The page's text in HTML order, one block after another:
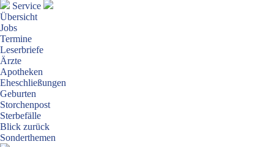
Service
Übersicht
Jobs
Termine
Leserbriefe
Ärzte
Apotheken
Eheschließungen
Geburten
Storchenpost
Sterbefälle
Blick zurück
Sonderthemen